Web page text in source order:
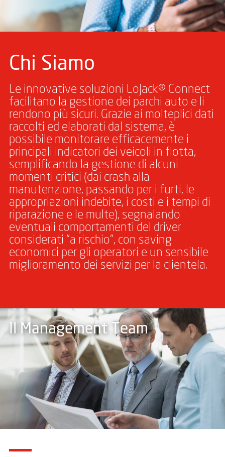
Chi Siamo
Le innovative soluzioni LoJack® Connect
facilitano la gestione dei parchi auto e li
rendono più sicuri. Grazie ai molteplici dati
raccolti ed elaborati dal sistema, è
possibile monitorare efficacemente i
principali indicatori dei veicoli in flotta,
semplificando la gestione di alcuni
momenti critici (dai crash alla
manutenzione, passando per i furti, le
appropriazioni indebite, i costi e i tempi di
riparazione e le multe), segnalando
eventuali comportamenti del driver
considerati “a rischio”, con saving
economici per gli operatori e un sensibile
miglioramento dei servizi per la clientela.
Il Management Team